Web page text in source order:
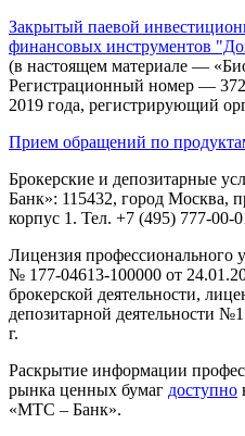
Закрытый паевой
финансовых инструментов
(в настоящем материале —
Регистрационный номер —
2019 года, регистрирующий
Прием обращений по
Брокерские и депозитарные
Банк»: 115432, город Москва,
корпус 1. Тел. +7 (495) 777-00-
Лицензия профессионального
№ 177-04613-100000 от
брокерской деятельности,
депозитарной деятельности
г.
Раскрытие информации
рынка ценных бумаг доступно
«МТС – Банк».